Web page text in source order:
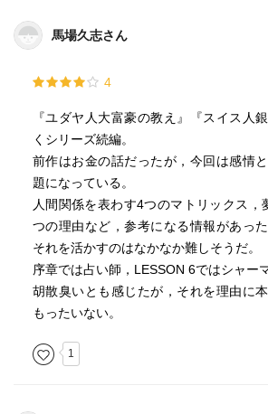
馬場久志さん
4
『ユダヤ人大富豪の教え』『スイス人
くシリーズ続編。
前作はお金の話だったが，今回は感情
題になっている。
人間関係を表わす4つのマトリックス，
つの理由など，参考になる情報があっ
それを活かすのはなかなか難しそうだ。
序章では占い師，LESSON 6ではシャー
胡散臭いとも感じたが，それを理由に
もったいない。
1